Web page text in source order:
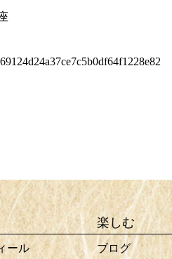
ール
楽しむ
ブログ